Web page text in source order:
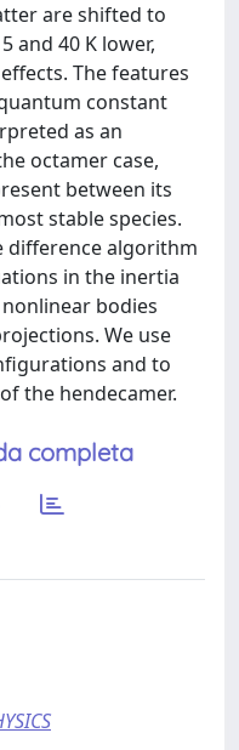
are shifted to
and 40 K lower,
The features
constant
as an
octamer case,
between its
stable species.
difference algorithm
in the inertia
bodies
We use
and to
the hendecamer.
completa